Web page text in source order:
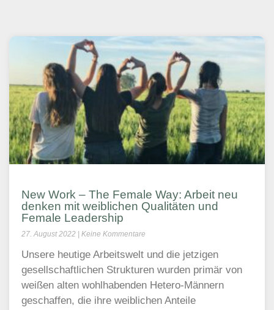
New Work – The Female Way: Arbeit neu
denken mit weiblichen Qualitäten und
Female Leadership
27. August 2022 Keine Kommentare
Unsere heutige Arbeitswelt und die jetzigen
gesellschaftlichen Strukturen wurden primär von
weißen alten wohlhabenden Hetero-Männern
geschaffen, die ihre weiblichen Anteile